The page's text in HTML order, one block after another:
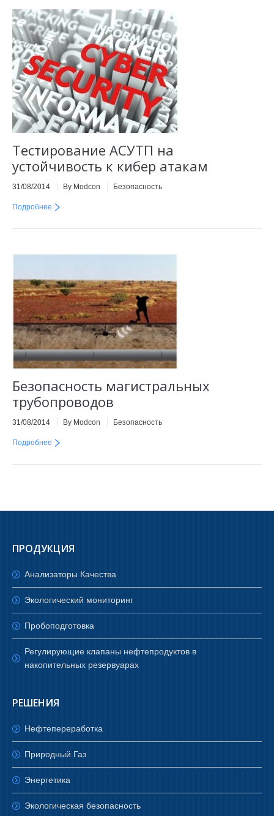
Тестирование АСУТП на
устойчивость к кибер атакам
31/08/2014 By Modcon Безопасность
Подробнее
Безопасность магистральных
трубопроводов
31/08/2014 By Modcon Безопасность
Подробнее
ПРОДУКЦИЯ
Анализаторы Качества
Экологический мониторинг
Пробоподготовка
Регулирующие клапаны нефтепродуктов в
накопительных резервуарах
РЕШЕНИЯ
Нефтепереработка
Природный Газ
Энергетика
Экологическая безопасность